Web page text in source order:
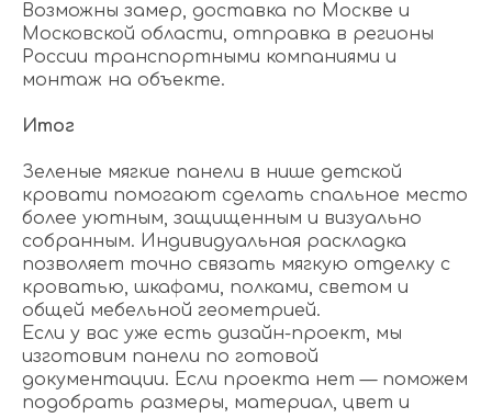
Возможны замер, доставка по Москве и
Московской области, отправка в регионы
России транспортными компаниями и
монтаж на объекте.
Итог
Зеленые мягкие панели в нише детской
кровати помогают сделать спальное место
более уютным, защищенным и визуально
собранным. Индивидуальная раскладка
позволяет точно связать мягкую отделку с
кроватью, шкафами, полками, светом и
общей мебельной геометрией.
Если у вас уже есть дизайн-проект, мы
изготовим панели по готовой
документации. Если проекта нет — поможем
подобрать размеры, материал, цвет и